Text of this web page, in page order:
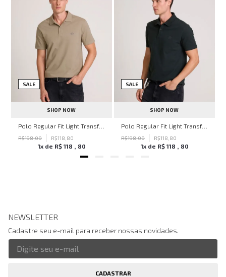
SALE
SHOP NOW
Polo Regular Fit Light Transfer Bege Médio John John Masculina
R$198,00 R$118 80
1x de R$ 118 80
SALE
SHOP NOW
Polo Regular Fit Light Transfer Verde Escuro John John Masculina
R$198,00 R$118 80
1x de R$ 118 80
NEWSLETTER
Cadastre seu e-mail para receber nossas novidades.
CADASTRAR